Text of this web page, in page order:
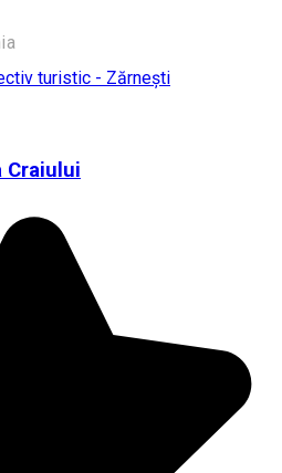
turistic - Zărnești
Craiului